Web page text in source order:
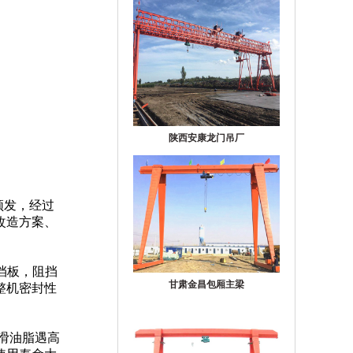
发，经过
方案、
板，阻挡
机密封性
油脂遇高
陕西安康龙门吊厂
甘肃金昌包厢主梁